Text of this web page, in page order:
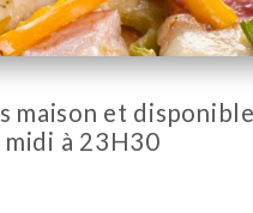
maison et
à 23H30